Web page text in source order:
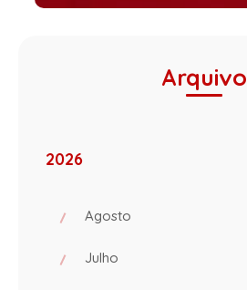
Arquivo
2026
Agosto
Julho